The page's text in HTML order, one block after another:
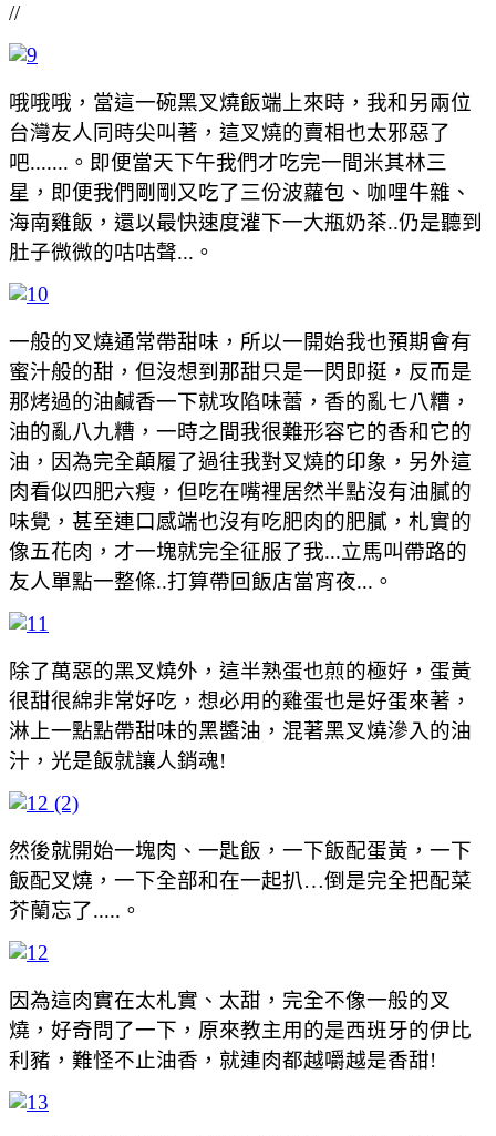
//
哦哦哦，當這一碗黑叉燒飯端上來時，我和另兩位
台灣友人同時尖叫著，這叉燒的賣相也太邪惡了
吧.......。即便當天下午我們才吃完一間米其林三
星，即便我們剛剛又吃了三份波蘿包、咖哩牛雜、
海南雞飯，還以最快速度灌下一大瓶奶茶..仍是聽到
肚子微微的咕咕聲...。
一般的叉燒通常帶甜味，所以一開始我也預期會有
蜜汁般的甜，但沒想到那甜只是一閃即挺，反而是
那烤過的油鹹香一下就攻陷味蕾，香的亂七八糟，
油的亂八九糟，一時之間我很難形容它的香和它的
油，因為完全顛履了過往我對叉燒的印象，另外這
肉看似四肥六瘦，但吃在嘴裡居然半點沒有油膩的
味覺，甚至連口感端也沒有吃肥肉的肥膩，札實的
像五花肉，才一塊就完全征服了我...立馬叫帶路的
友人單點一整條..打算帶回飯店當宵夜...。
除了萬惡的黑叉燒外，這半熟蛋也煎的極好，蛋黃
很甜很綿非常好吃，想必用的雞蛋也是好蛋來著，
淋上一點點帶甜味的黑醬油，混著黑叉燒滲入的油
汁，光是飯就讓人銷魂!
然後就開始一塊肉、一匙飯，一下飯配蛋黃，一下
飯配叉燒，一下全部和在一起扒…倒是完全把配菜
芥蘭忘了.....。
因為這肉實在太札實、太甜，完全不像一般的叉
燒，好奇問了一下，原來教主用的是西班牙的伊比
利豬，難怪不止油香，就連肉都越嚼越是香甜!